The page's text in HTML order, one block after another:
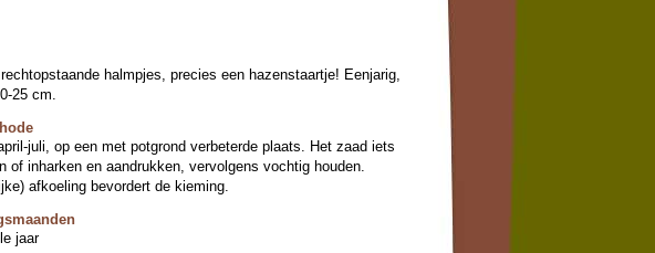
halmpjes, precies een hazenstaartje! Eenjarig,
25 cm.
juli, op een met potgrond verbeterde plaats. Het zaad iets
of inharken en aandrukken, vervolgens vochtig houden.
afkoeling bevordert de kieming.
jaar